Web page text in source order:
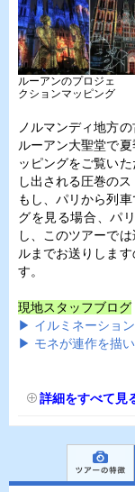
ルーアンのプロジェ
クションマッピング
ノルマンディ地方
ルーアン大聖堂で
ッピングをご覧い
し出される圧巻の
もし、パリから列
グを見る場合、パ
し、このツアーで
ルまでお送りしま
す。
現地スタッフブログ
▶ イルミネーショ
▶ モネが連作を描
詳細をすべて見